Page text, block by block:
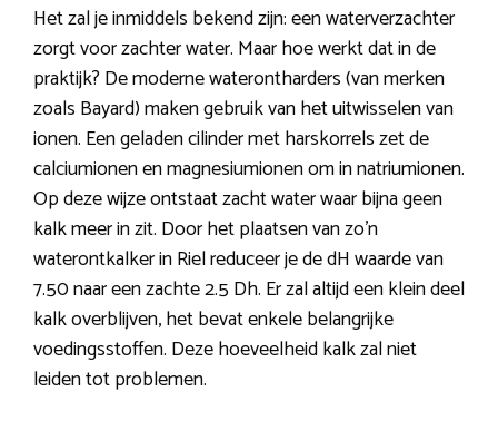
Het zal je inmiddels bekend zijn: een waterverzachter
zorgt voor zachter water. Maar hoe werkt dat in de
praktijk? De moderne waterontharders (van merken
zoals Bayard) maken gebruik van het uitwisselen van
ionen. Een geladen cilinder met harskorrels zet de
calciumionen en magnesiumionen om in natriumionen.
Op deze wijze ontstaat zacht water waar bijna geen
kalk meer in zit. Door het plaatsen van zo’n
waterontkalker in Riel reduceer je de dH waarde van
7.50 naar een zachte 2.5 Dh. Er zal altijd een klein deel
kalk overblijven, het bevat enkele belangrijke
voedingsstoffen. Deze hoeveelheid kalk zal niet
leiden tot problemen.